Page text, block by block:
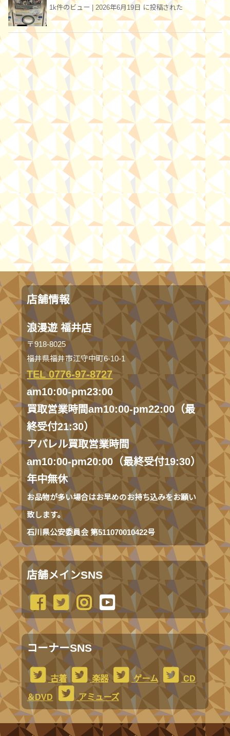
1k件のビュー | 2026年6月19日 に投稿された
店舗情報
浪漫遊 福井店
〒918-8025
福井県福井市江守中町6-10-1
TEL 0776-97-8727
am10:00-pm23:00
買取営業時間am10:00-pm22:00（最
終受付21:30）
アパレル買取営業時間
am10:00-pm20:00（最終受付19:30）
年中無休
お品物が多い場合はお早めのお持ち込みをお願い
致します。
石川県公安委員会 第511070010422号
店舗メインSNS
コーナーSNS
古着 楽器 ゲーム
CD
＆DVD
アミューズ